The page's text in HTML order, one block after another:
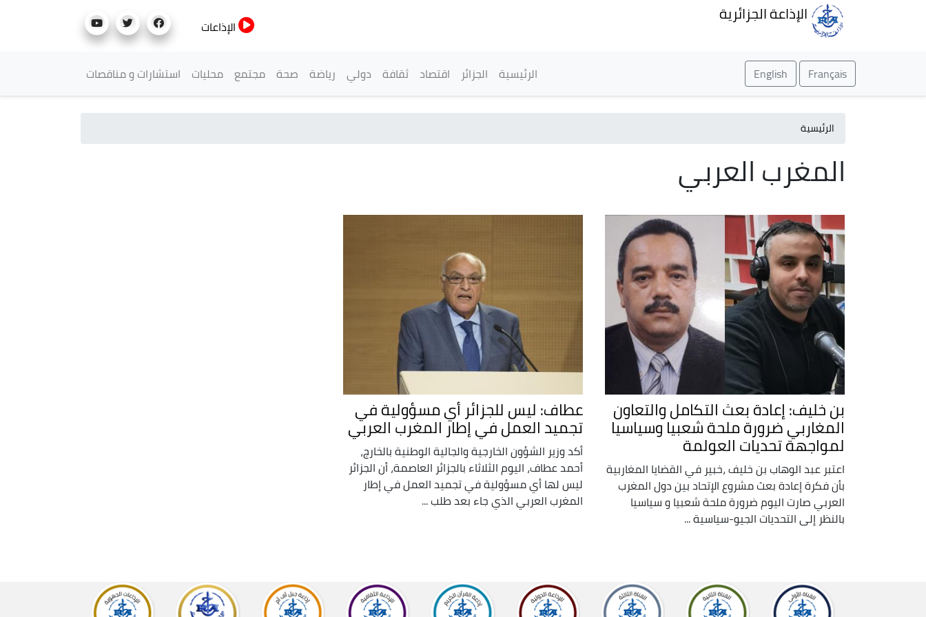
الإذاعة الجزائرية
الإذاعات
Français
English القائمة الرئيسية
الرئيسية الجزائر اقتصاد ثقافة دولي رياضة صحة مجتمع محليات استشارات و مناقصات
الرئيسية
المغرب العربي
بن خليف: إعادة بعث التكامل والتعاون
المغاربي ضرورة ملحة شعبيا وسياسيا
لمواجهة تحديات العولمة
اعتبر عبد الوهاب بن خليف ،خبير في القضايا المغاربية
بأن فكرة إعادة بعث مشروع الإتحاد بين دول المغرب
العربي صارت اليوم ضرورة ملحة شعبيا و سياسيا
بالنظر إلى التحديات الجيو-سياسية ...
عطاف: ليس للجزائر أي مسؤولية في
تجميد العمل في إطار المغرب العربي
أكد وزير الشؤون الخارجية والجالية الوطنية بالخارج،
أحمد عطاف، اليوم الثلاثاء بالجزائر العاصمة، أن الجزائر
ليس لها أي مسؤولية في تجميد العمل في إطار
المغرب العربي الذي جاء بعد طلب ...